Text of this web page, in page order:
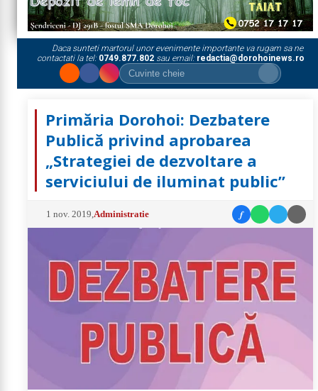
Daca sunteti martorul unor evenimente importante va rugam sa ne
contactati la tel: 0749.877.802sau email: redactia@dorohoinews.ro
Primăria Dorohoi: Dezbatere
Publică privind aprobarea
„Strategiei de dezvoltare a
serviciului de iluminat public”
1 nov. 2019 Administratie f